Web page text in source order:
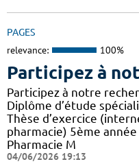
PAGES
relevance: 100%
Participez à
Participez à notre
Diplôme d’étude
Thèse d’exercice
pharmacie) 5ème
Pharmacie M
04/06/2026 19:13